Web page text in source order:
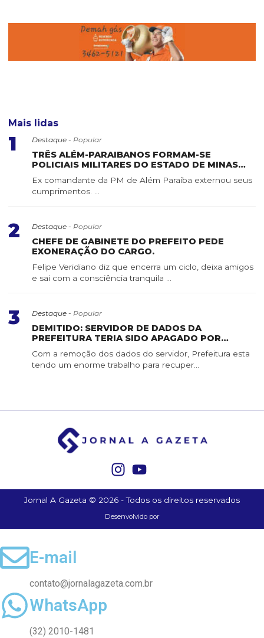
Mais lidas
1 Destaque - Popular
TRÊS ALÉM-PARAIBANOS FORMAM-SE
POLICIAIS MILITARES DO ESTADO DE MINAS
Ex comandante da PM de Além Paraíba externou seus
cumprimentos. ...
2 Destaque - Popular
CHEFE DE GABINETE DO PREFEITO PEDE
EXONERAÇÃO DO CARGO.
Felipe Veridiano diz que encerra um ciclo, deixa amigos
e sai com a consciência tranquila ...
3 Destaque - Popular
DEMITIDO: SERVIDOR DE DADOS DA
PREFEITURA TERIA SIDO APAGADO POR
Com a remoção dos dados do servidor, Prefeitura esta
tendo um enorme trabalho para recuper...
Jornal A Gazeta © 2026 - Todos os direitos reservados
Desenvolvido por
E-mail
contato@jornalagazeta.com.br
WhatsApp
(32) 2010-1481